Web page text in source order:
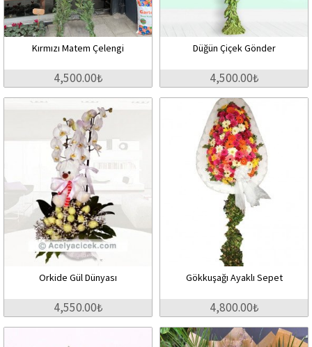
Kırmızı Matem Çelengi
4,500.00₺
Düğün Çiçek Gönder
4,500.00₺
Orkide Gül Dünyası
4,550.00₺
Gökkuşağı Ayaklı Sepet
4,800.00₺